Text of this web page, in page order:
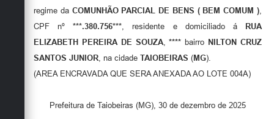
regime da COMUNHÃO PARCIAL DE BENS ( BEM COMUM )
CPF nº***.380.756*** , residente e domiciliado á
RUA
ELIZABETH PEREIRA DE SOUZA,**** bairro NILTON CRUZ
SANTOS JUNIOR , na cidade TAIOBEIRAS (MG).
(AREA ENCRAVADA QUE SERA ANEXADA AO LOTE 004A)
Prefeitura de Taiobeiras (MG), 30 de dezembro de 2025